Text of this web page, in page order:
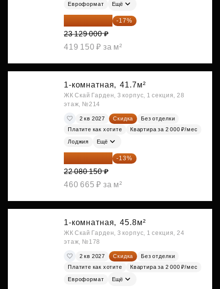
Евроформат Ещё
19 197 070 ₽ -17%
23 129 000 ₽
419 150 ₽ за м²
1-комнатная, 41.7м²
ЖК Скай Гарден, 3 корпус, 1 секция, 28
этаж, №214
2 кв 2027 Скидка
Без отделки
Платите как хотите
Квартира за 2 000 ₽/мес
Лоджия Ещё
19 209 731 ₽ -13%
22 080 150 ₽
460 665 ₽ за м²
1-комнатная, 45.8м²
ЖК Скай Гарден, 3 корпус, 1 секция, 24
этаж, №178
2 кв 2027 Скидка
Без отделки
Платите как хотите
Квартира за 2 000 ₽/мес
Евроформат Ещё